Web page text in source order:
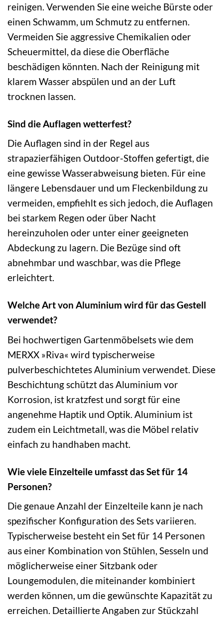
reinigen. Verwenden Sie eine weiche Bürste oder
einen Schwamm, um Schmutz zu entfernen.
Vermeiden Sie aggressive Chemikalien oder
Scheuermittel, da diese die Oberfläche
beschädigen könnten. Nach der Reinigung mit
klarem Wasser abspülen und an der Luft
trocknen lassen.
Sind die Auflagen wetterfest?
Die Auflagen sind in der Regel aus
strapazierfähigen Outdoor-Stoffen gefertigt, die
eine gewisse Wasserabweisung bieten. Für eine
längere Lebensdauer und um Fleckenbildung zu
vermeiden, empfiehlt es sich jedoch, die Auflagen
bei starkem Regen oder über Nacht
hereinzuholen oder unter einer geeigneten
Abdeckung zu lagern. Die Bezüge sind oft
abnehmbar und waschbar, was die Pflege
erleichtert.
Welche Art von Aluminium wird für das Gestell
verwendet?
Bei hochwertigen Gartenmöbelsets wie dem
MERXX »Riva« wird typischerweise
pulverbeschichtetes Aluminium verwendet. Diese
Beschichtung schützt das Aluminium vor
Korrosion, ist kratzfest und sorgt für eine
angenehme Haptik und Optik. Aluminium ist
zudem ein Leichtmetall, was die Möbel relativ
einfach zu handhaben macht.
Wie viele Einzelteile umfasst das Set für 14
Personen?
Die genaue Anzahl der Einzelteile kann je nach
spezifischer Konfiguration des Sets variieren.
Typischerweise besteht ein Set für 14 Personen
aus einer Kombination von Stühlen, Sesseln und
möglicherweise einer Sitzbank oder
Loungemodulen, die miteinander kombiniert
werden können, um die gewünschte Kapazität zu
erreichen. Detaillierte Angaben zur Stückzahl